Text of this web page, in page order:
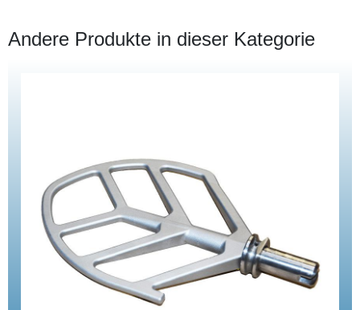
Andere Produkte in dieser Kategorie